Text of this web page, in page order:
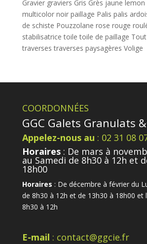
Gravier graviers Gris Grès jaune lemon
multicolor noir paillage Palis palis
de schiste Pouzzolane rose rouge
stabilisatrice toile toile de paillage
traverses traverses paysagères Volige
COORDONNÉES
GGC Galets Granulats
Appelez-nous au : 02 31 08
Horaires: De mars à
au Samedi de 8h30 à 12h et
18h00
Horaires : De décembre à février du
de 8h30 à 12h et de 13h30 à 18h00 et
8h30 à 12h
E-mail : contact@ggcie.fr